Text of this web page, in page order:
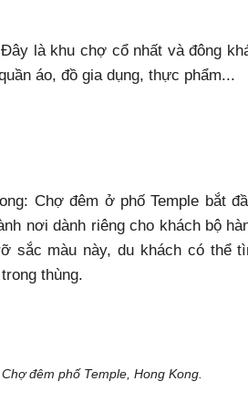
là khu chợ cổ nhất và đông
áo, đồ gia dụng, thực phẩm...
Chợ đêm ở phố Temple bắt
nơi dành riêng cho khách bộ
sắc màu này, du khách có thể
thùng.
Chợ đêm phố Temple, Hong Kong.